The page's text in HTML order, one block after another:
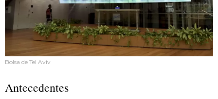
Bolsa de Tel Aviv
Antecedentes